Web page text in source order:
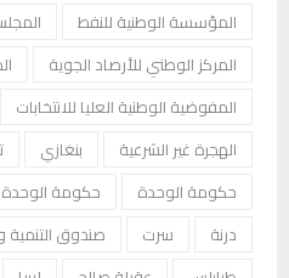
المؤسسة الوطنية للنفط
المركز الوطني للأرصاد الجوية
المفوضية الوطنية العليا للانتخابات
الهجرة غير الشرعية
بنغازي
حكومة الوحدة
حكومة الوحدة
درنة
سرت صندوق التنمية